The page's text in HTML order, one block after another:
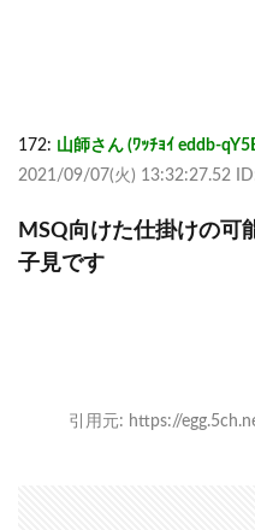
172: 山師さん (ﾜｯﾁｮｲ eddb-
2021/09/07(火) 13:32:27.52
MSQ向けた仕掛けの可
子見です
引用元: https://